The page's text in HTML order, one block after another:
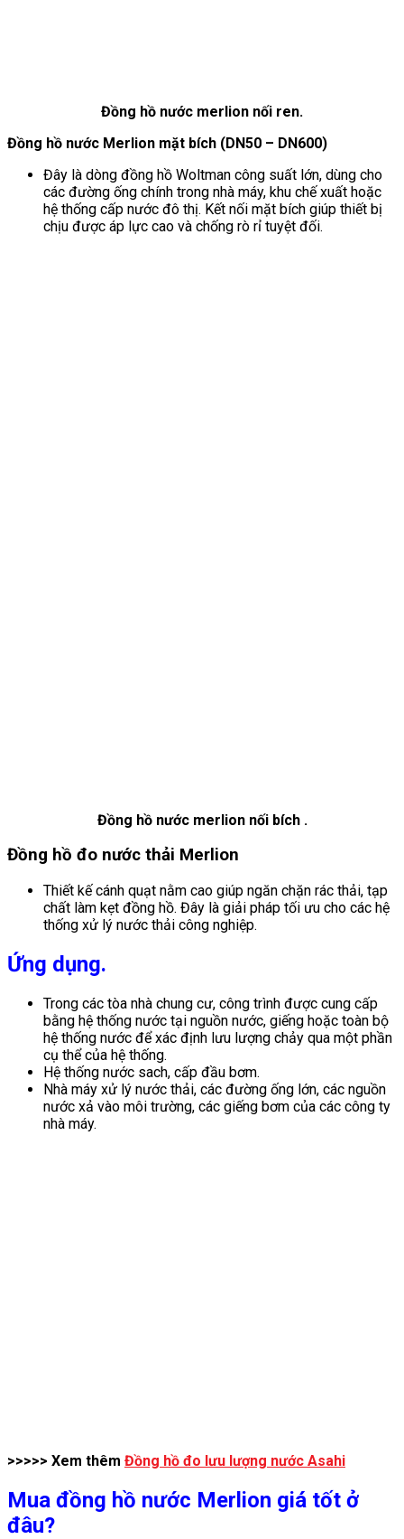
Đồng hồ nước merlion nối ren.
Đồng hồ nước Merlion mặt bích (DN50 – DN600)
Đây là dòng đồng hồ Woltman công suất lớn, dùng cho
các đường ống chính trong nhà máy, khu chế xuất hoặc
hệ thống cấp nước đô thị. Kết nối mặt bích giúp thiết bị
chịu được áp lực cao và chống rò rỉ tuyệt đối.
Đồng hồ nước merlion nối bích .
Đồng hồ đo nước thải Merlion
Thiết kế cánh quạt nằm cao giúp ngăn chặn rác thải, tạp
chất làm kẹt đồng hồ. Đây là giải pháp tối ưu cho các hệ
thống xử lý nước thải công nghiệp.
Ứng dụng.
Trong các tòa nhà chung cư, công trình được cung cấp
bằng hệ thống nước tại nguồn nước, giếng hoặc toàn bộ
hệ thống nước để xác định lưu lượng chảy qua một phần
cụ thể của hệ thống.
Hệ thống nước sach, cấp đầu bơm.
Nhà máy xử lý nước thải, các đường ống lớn, các nguồn
nước xả vào môi trường, các giếng bơm của các công ty
nhà máy.
>>>>> Xem thêm Đồng hồ đo lưu lượng nước Asahi
Mua đồng hồ nước Merlion giá tốt ở
đâu?